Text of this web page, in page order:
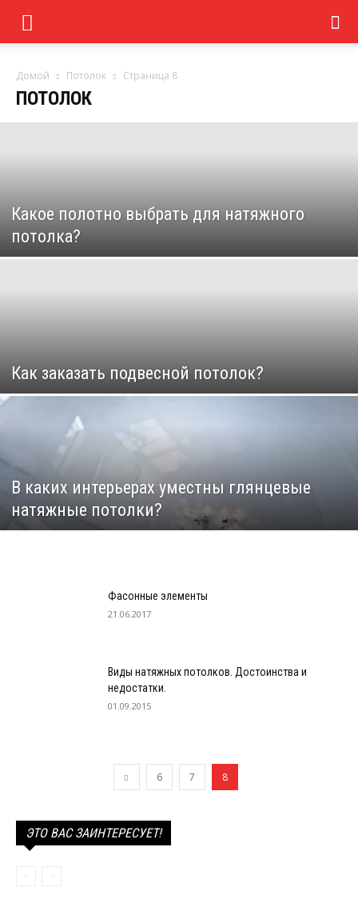
Домой Потолок Страница 8
ПОТОЛОК
Какое полотно выбрать для натяжного
потолка?
Как заказать подвесной потолок?
В каких интерьерах уместны глянцевые
натяжные потолки?
Фасонные элементы
21.06.2017
Виды натяжных потолков. Достоинства и
недостатки.
01.09.2015
6 7 8
ЭТО ВАС ЗАИНТЕРЕСУЕТ!